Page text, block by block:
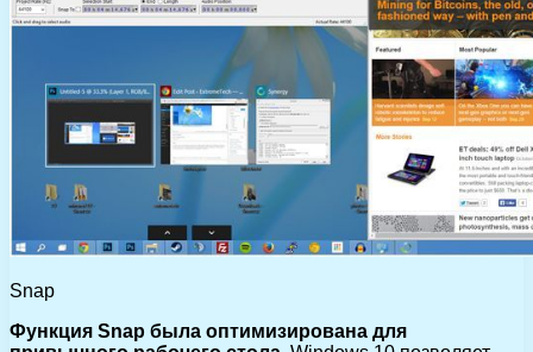
Snap
Функция Snap была оптимизирована для